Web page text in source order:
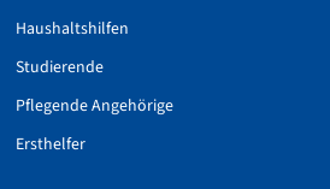
Haushaltshilfen
Studierende
Pflegende Angehörige
Ersthelfer